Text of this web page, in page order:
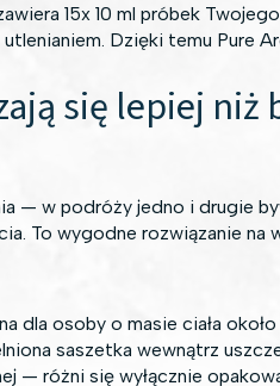
15x 10 ml próbek
Dzięki temu Pure
się lepiej niż
— w podróży jedno i drugie
To wygodne rozwiązanie
dla osoby o masie ciała
saszetka wewnątrz
— różni się wyłącznie